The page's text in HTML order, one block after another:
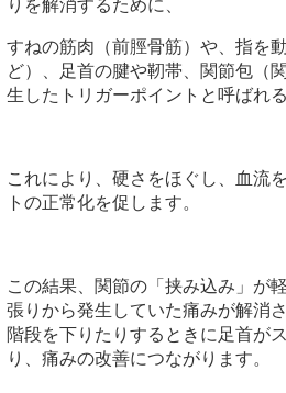
りを解消するために、
すねの筋肉（前脛骨筋）や、指を
ど）、足首の腱や靭帯、関節包（
生したトリガーポイントと呼ばれ
これにより、硬さをほぐし、血流
トの正常化を促します。
この結果、関節の「挟み込み」が
張りから発生していた痛みが解消
階段を下りたりするときに足首が
り、痛みの改善につながります。